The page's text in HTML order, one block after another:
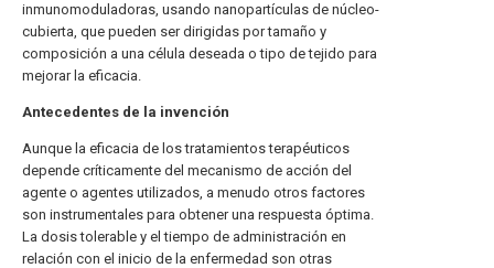
inmunomoduladoras, usando nanopartículas de núcleo-
cubierta, que pueden ser dirigidas por tamaño y
composición a una célula deseada o tipo de tejido para
mejorar la eficacia.
Antecedentes de la invención
Aunque la eficacia de los tratamientos terapéuticos
depende críticamente del mecanismo de acción del
agente o agentes utilizados, a menudo otros factores
son instrumentales para obtener una respuesta óptima.
La dosis tolerable y el tiempo de administración en
relación con el inicio de la enfermedad son otras